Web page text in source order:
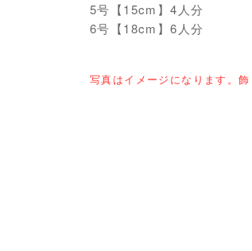
5号【15cm】4人分
6号【18cm】6人分
写真はイメージになります。